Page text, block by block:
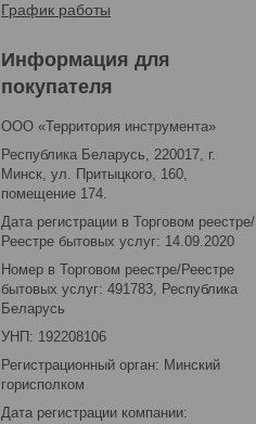
График работы
Информация для
покупателя
ООО «Территория инструмента»
Республика Беларусь, 220017, г.
Минск, ул. Притыцкого, 160,
помещение 174.
Дата регистрации в Торговом реестре/
Реестре бытовых услуг: 14.09.2020
Номер в Торговом реестре/Реестре
бытовых услуг: 491783, Республика
Беларусь
УНП: 192208106
Регистрационный орган: Минский
горисполком
Дата регистрации компании: